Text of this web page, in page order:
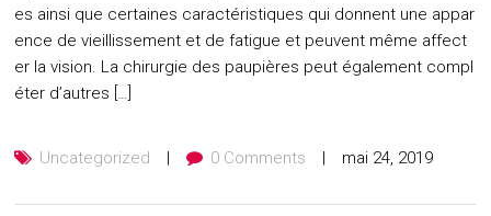
es ainsi que certaines caractéristiques qui donnent une appar
ence de vieillissement et de fatigue et peuvent même affect
er la vision. La chirurgie des paupières peut également compl
éter d’autres […]
Uncategorized 0 Comments mai 24, 2019